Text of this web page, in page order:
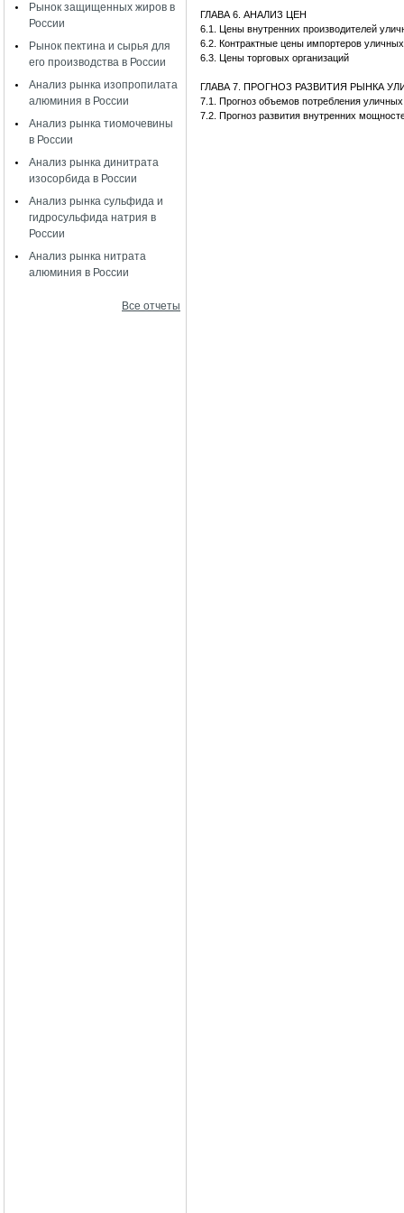
Рынок защищенных жиров в
России
Рынок пектина и сырья для
его производства в России
Анализ рынка изопропилата
алюминия в России
Анализ рынка тиомочевины
в России
Анализ рынка динитрата
изосорбида в России
Анализ рынка сульфида и
гидросульфида натрия в
России
Анализ рынка нитрата
алюминия в России
Все отчеты
ГЛАВА 6. АНАЛИЗ ЦЕН
6.1. Цены внутренних производителей
6.2. Контрактные цены импортеров
6.3. Цены торговых организаций
ГЛАВА 7. ПРОГНОЗ РАЗВИТИЯ РЫНКА
7.1. Прогноз объемов потребления
7.2. Прогноз развития внутренних